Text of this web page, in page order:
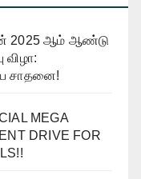
2025 ஆம் ஆண்டு
விழா:
சாதனை!
MEGA
DRIVE FOR